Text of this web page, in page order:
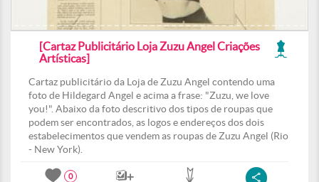
[Cartaz Publicitário Loja Zuzu Angel Criações
Artísticas]
Cartaz publicitário da Loja de Zuzu Angel contendo uma
foto de Hildegard Angel e acima a frase: "Zuzu, we love
you!". Abaixo da foto descritivo dos tipos de roupas que
podem ser encontrados, as logos e endereços dos dois
estabelecimentos que vendem as roupas de Zuzu Angel (Rio
- New York).
0